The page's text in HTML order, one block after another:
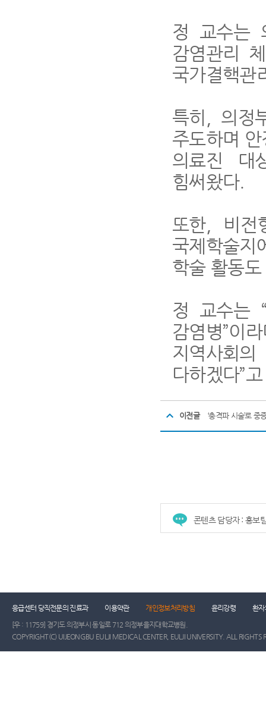
정 교수는
감염관리
국가결핵관
특히 , 의정
주도하며
의료진 대
힘써왔다.
또한, 비
국제학술지
학술 활동
정 교수는
감염병”이
지역사회
다하겠다”
이전글 ‘충격파 시술’로
콘텐츠 담당자 : 홍보
응급센터 당직전문의 진료과 이용약관 개인정보처리방침 윤리강령
환자
[우 : 11759] 경기도 의정부시 동일로 712 의정부을지대학교병원.
COPYRIGHT(C) UIJEONGBU EULJI MEDICAL CENTER, EULJI UNIVERSITY. ALL RIGHTS